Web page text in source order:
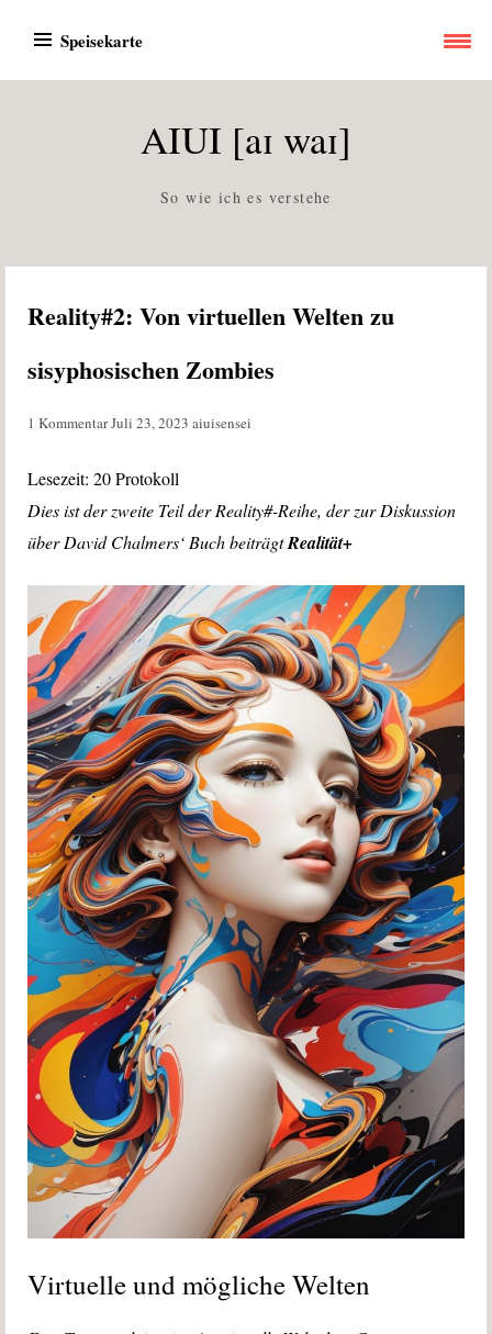
Inhalt
springen
Speisekarte
AIUI [aɪ waɪ]
So wie ich es verstehe
Reality#2: Von virtuellen Welten zu
sisyphosischen Zombies
1 KommentarJuli 23, 2023 aiuisensei
Lesezeit:20 Protokoll
Dies ist der zweite Teil der Reality#-Reihe, der zur Diskussion
über David Chalmers‘ Buch beiträgtRealität+
Virtuelle und mögliche Welten